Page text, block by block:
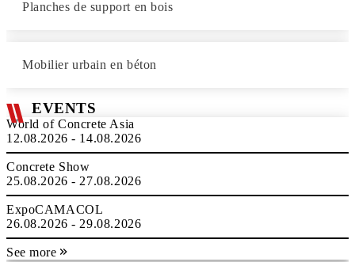
Planches de support en bois
Mobilier urbain en béton
EVENTS
World of Concrete Asia
12.08.2026 - 14.08.2026
Concrete Show
25.08.2026 - 27.08.2026
ExpoCAMACOL
26.08.2026 - 29.08.2026
See more